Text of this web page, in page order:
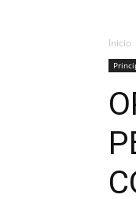
Inicio